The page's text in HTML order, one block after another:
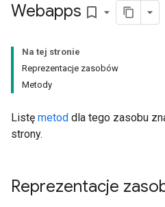
Webapps bookmark_border
Na tej stronie
Reprezentacje zasobów
Metody
Listę metod dla tego zasobu
strony.
Reprezentacje